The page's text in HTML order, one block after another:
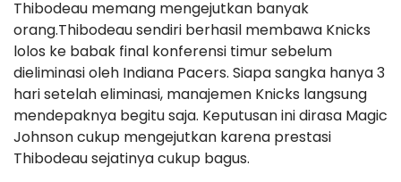
Thibodeau memang mengejutkan banyak
orang.Thibodeau sendiri berhasil membawa Knicks
lolos ke babak final konferensi timur sebelum
dieliminasi oleh Indiana Pacers. Siapa sangka hanya 3
hari setelah eliminasi, manajemen Knicks langsung
mendepaknya begitu saja. Keputusan ini dirasa Magic
Johnson cukup mengejutkan karena prestasi
Thibodeau sejatinya cukup bagus.